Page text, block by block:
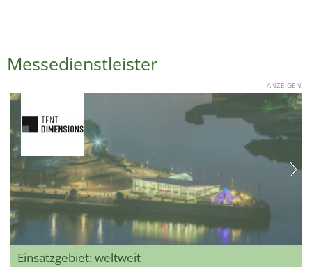
Messedienstleister
ANZEIGEN
Einsatzgebiet: weltweit